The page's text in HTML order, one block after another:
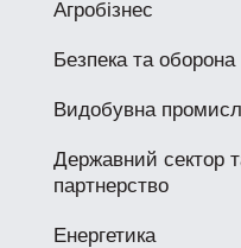
Агробізнес
Безпека та оборона
Видобувна
Державний сектор
партнерство
Енергетика